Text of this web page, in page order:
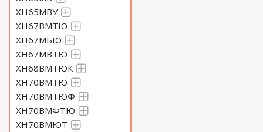
ХН65МВУ
ХН67ВМТЮ
ХН67МБЮ
ХН67МВТЮ
ХН68ВМТЮК
ХН70ВМТЮ
ХН70ВМТЮФ
ХН70ВМФТЮ
ХН70ВМЮТ